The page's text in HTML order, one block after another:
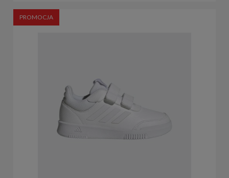
PROMOCJA